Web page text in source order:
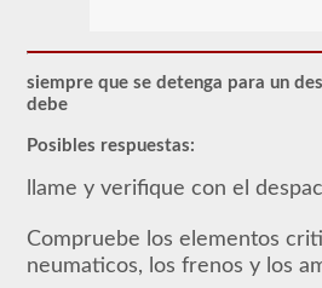
(Permiso
de
Aprendizaje
Comercial),
es
primer
para
obtener
un
siempre que se detenga para un
debe
Posibles respuestas:
llame y verifique con el
Compruebe los elementos
neumaticos, los frenos y los